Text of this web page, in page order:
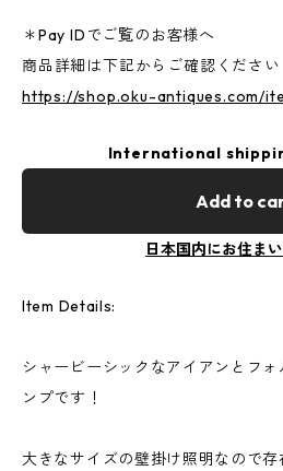
＊Pay IDでご覧のお客様へ
商品詳細は下記からご確認ください
https://shop.oku-antiques.com/
International
Add to
日本国内にお住ま
Item Details:
シャービーシックなアイアンとフ
ンプです！
大きなサイズの壁掛け照明なので